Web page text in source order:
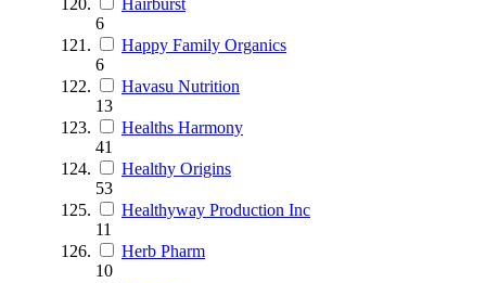
6
Happy Family Organics
6
Havasu Nutrition
13
Healths Harmony
41
Healthy Origins
53
Healthyway Production Inc
11
Herb Pharm
10